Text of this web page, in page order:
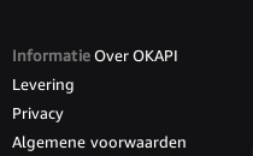
Informatie Over OKAPI
Levering
Privacy
Algemene voorwaarden